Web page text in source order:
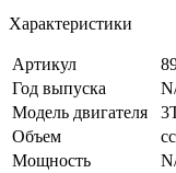
Характеристики
Артикул
Год выпуска
Модель двигателя
Объем
Мощность